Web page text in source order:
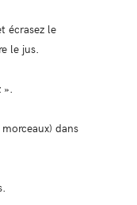
écrasez le
le jus.
dans